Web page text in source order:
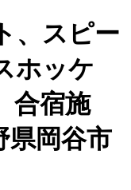
、スピー
ホッケ
合宿施
県岡谷市